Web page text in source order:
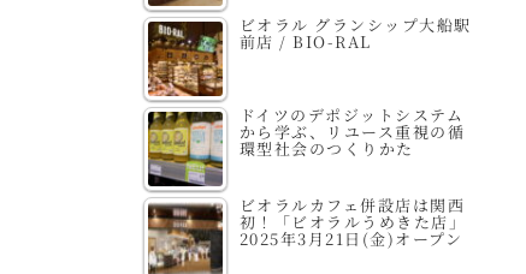
ビオラル グランシップ大船駅
前店 / BIO-RAL
ドイツのデポジットシステム
から学ぶ、リユース重視の循
環型社会のつくりかた
ビオラルカフェ併設店は関西
初！「ビオラルうめきた店」
2025年3月21日(金)オープン